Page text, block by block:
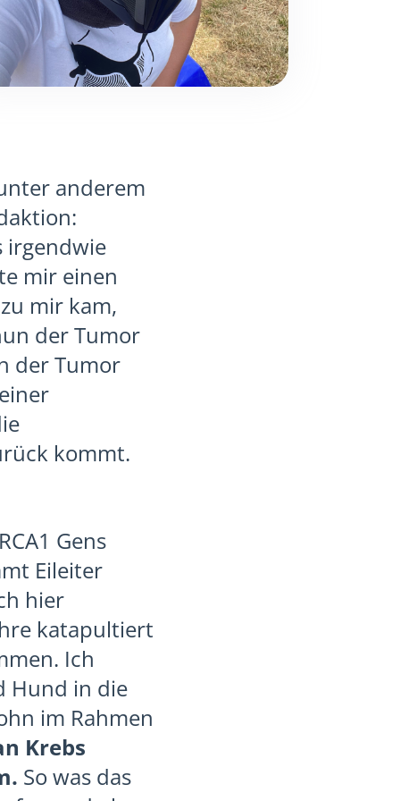
anderem
irgendwie
mir einen
mir kam,
der Tumor
der Tumor
kommt.
Gens
Eileiter
hier
katapultiert
Ich
Hund in die
im Rahmen
Krebs
So was das